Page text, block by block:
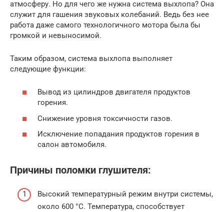
атмосферу. Но для чего же нужна система выхлопа? Она
служит для гашения звуковых колебаний. Ведь без нее
работа даже самого технологичного мотора была бы
громкой и невыносимой.
Таким образом, система выхлопа выполняет
следующие функции:
Вывод из цилиндров двигателя продуктов
горения.
Снижение уровня токсичности газов.
Исключение попадания продуктов горения в
салон автомобиля.
Причины поломки глушителя:
Высокий температурный режим внутри системы,
около 600 °C. Температура, способствует